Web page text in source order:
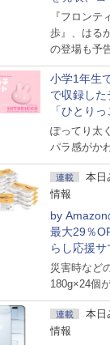
ェント「
『フロンテ
歩』、はる
の登場も予
小学1年生
で収録した
「ひとり
OK
ぽってり太
パラ感がか
連載
本日
情報
by
最大29％
らし応援サ
災害時など
180g×24個
連載
本日
情報